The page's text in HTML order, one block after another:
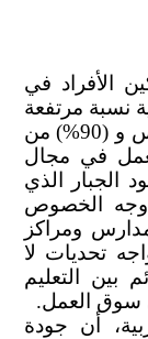
الأفراد في
نسبة مرتفعة
وسطية تبلغ (80%) من الالتحاق بالمدارس و (90%) من
تعمل في مجال
الجبار الذي
وجه الخصوص
ومراكز
تحديات لا
بين التعليم
سوق العمل.
أن جودة